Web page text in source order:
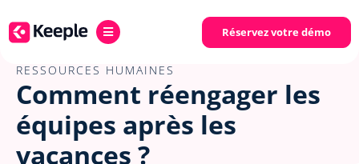
Réservez votre démo
RESSOURCES HUMAINES
Comment réengager les
équipes après les
vacances ?